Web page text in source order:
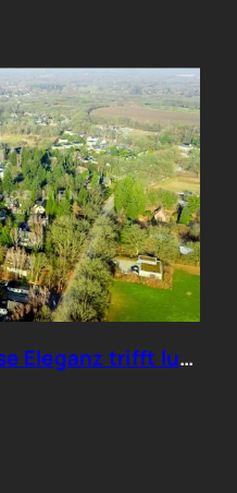
SECRET SALE | Zeitlose Eleganz trifft luxuriöses Familienwohnen im Hamburger Norden